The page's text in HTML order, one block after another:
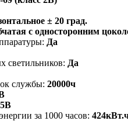
± 20 град.
с односторонним
Да
светильников: Да
службы: 20000ч
за 1000 часов: